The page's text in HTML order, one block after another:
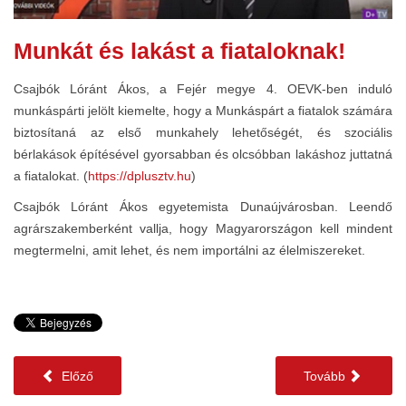
Munkát és lakást a fiataloknak!
Csajbók Lóránt Ákos, a Fejér megye 4. OEVK-ben induló
munkáspárti jelölt kiemelte, hogy a Munkáspárt a fiatalok számára
biztosítaná az első munkahely lehetőségét, és szociális
bérlakások építésével gyorsabban és olcsóbban lakáshoz juttatná
a fiatalokat. (https://dplusztv.hu)
Csajbók Lóránt Ákos egyetemista Dunaújvárosban. Leendő
agrárszakemberként vallja, hogy Magyarországon kell mindent
megtermelni, amit lehet, és nem importálni az élelmiszereket.
Előző Tovább